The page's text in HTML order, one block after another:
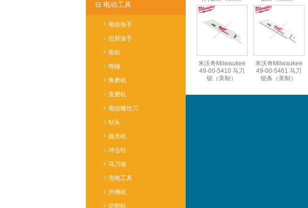
电动工具
电动扳手
扭剪扳手
电钻
电锤
角磨机
直磨机
电动螺丝刀
钻头
抛光机
冲击钻
马刀锯
充电工具
开槽机
切割机
米沃奇Milwaukee
49-00-5410 马刀
锯（美制）
米沃奇Milwaukee
49-00-5461 马刀
锯条（美制）